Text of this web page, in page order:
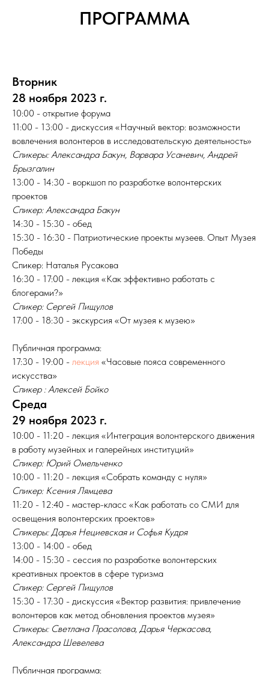
ПРОГРАММА
Вторник
28 ноября 2023 г.
10:00 - открытие форума
11:00 - 13:00 - дискуссия «Научный вектор: возможности
вовлечения волонтеров в исследовательскую деятельность»
Спикеры: Александра Бакун, Варвара Усаневич, Андрей
Брызгалин
13:00 - 14:30 - воркшоп по разработке волонтерских
проектов
Спикер: Александра Бакун
14:30 - 15:30 - обед
15:30 - 16:30 - Патриотические проекты музеев. Опыт Музея
Победы
Спикер: Наталья Русакова
16:30 - 17:00 - лекция «Как эффективно работать с
блогерами?»
Спикер: Сергей Пищулов
17:00 - 18:30 - экскурсия «От музея к музею»
Публичная программа:
17:30 - 19:00 - лекция «Часовые пояса современного
искусства»
Спикер : Алексей Бойко
Среда
29 ноября 2023 г.
10:00 - 11:20 - лекция «Интеграция волонтерского движения
в работу музейных и галерейных институций»
Спикер: Юрий Омельченко
10:00 - 11:20 - лекция «Собрать команду с нуля»
Спикер: Ксения Лямцева
11:20 - 12:40 - мастер-класс «Как работать со СМИ для
освещения волонтерских проектов»
Спикеры: Дарья Нециевская и Софья Кудря
13:00 - 14:00 - обед
14:00 - 15:30 - сессия по разработке волонтерских
креативных проектов в сфере туризма
Спикер: Сергей Пищулов
15:30 - 17:30 - дискуссия «Вектор развития: привлечение
волонтеров как метод обновления проектов музея»
Спикеры: Светлана Прасолова, Дарья Черкасова,
Александра Шевелева
Публичная программа: